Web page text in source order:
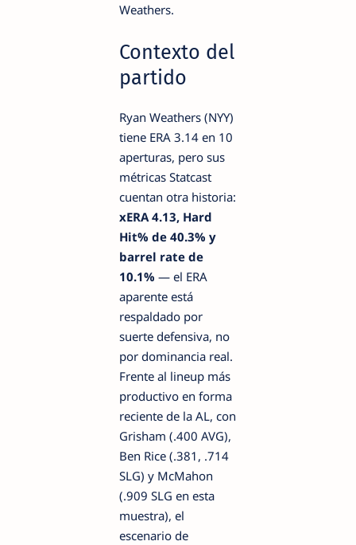
Weathers.
Contexto del
partido
Ryan Weathers (NYY)
tiene ERA 3.14 en 10
aperturas, pero sus
métricas Statcast
cuentan otra historia:
xERA 4.13, Hard
Hit% de 40.3% y
barrel rate de
10.1% — el ERA
aparente está
respaldado por
suerte defensiva, no
por dominancia real.
Frente al lineup más
productivo en forma
reciente de la AL, con
Grisham (.400 AVG),
Ben Rice (.381, .714
SLG) y McMahon
(.909 SLG en esta
muestra), el
escenario de